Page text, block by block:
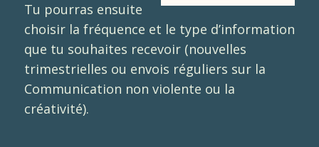
Tu pourras ensuite
choisir la fréquence et le type d’information
que tu souhaites recevoir (nouvelles
trimestrielles ou envois réguliers sur la
Communication non violente ou la
créativité).